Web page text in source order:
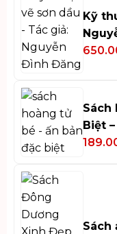
Kỹ
Sách
Biệt
Tế
Sách